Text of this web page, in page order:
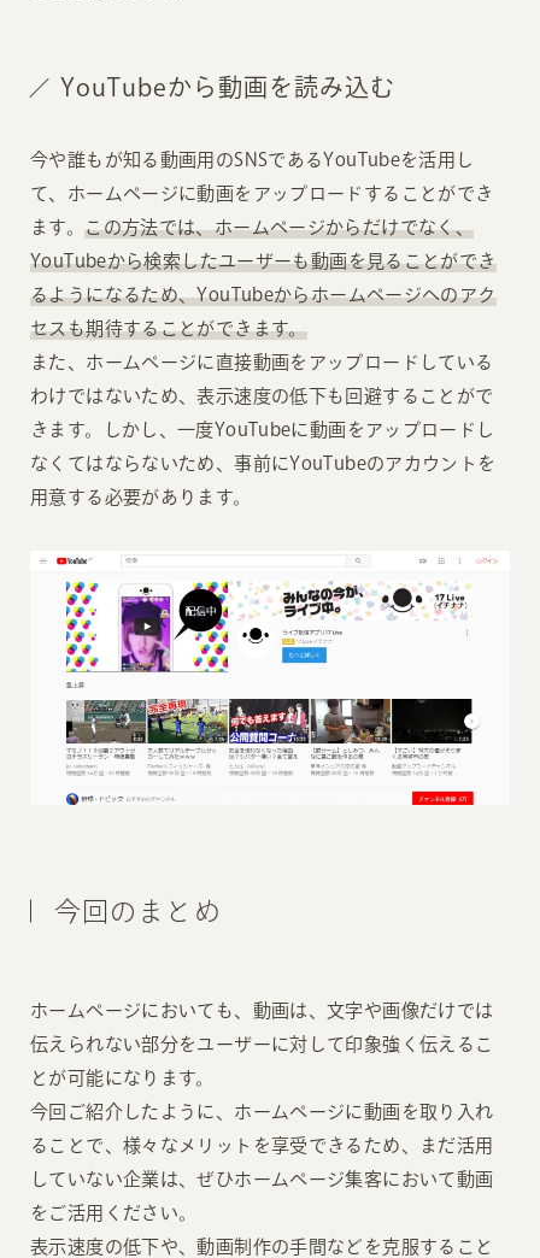
YouTubeから動画を読み込む
今や誰もが知る動画用のSNSであるYouTubeを活用し
て、ホームページに動画をアップロードすることができ
ます。この方法では、ホームページからだけでなく、
YouTubeから検索したユーザーも動画を見ることができ
るようになるため、YouTubeからホームページへのアク
セスも期待することができます。
また、ホームページに直接動画をアップロードしている
わけではないため、表示速度の低下も回避することがで
きます。しかし、一度YouTubeに動画をアップロードし
なくてはならないため、事前にYouTubeのアカウントを
用意する必要があります。
今回のまとめ
ホームページにおいても、動画は、文字や画像だけでは
伝えられない部分をユーザーに対して印象強く伝えるこ
とが可能になります。
今回ご紹介したように、ホームページに動画を取り入れ
ることで、様々なメリットを享受できるため、まだ活用
していない企業は、ぜひホームページ集客において動画
をご活用ください。
表示速度の低下や、動画制作の手間などを克服すること